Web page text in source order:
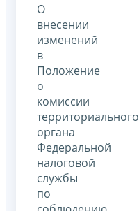
О
внесении
изменений
в
Положение
о
комиссии
территориального
органа
Федеральной
налоговой
службы
по